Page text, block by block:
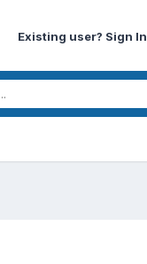
Existing user? Sign In